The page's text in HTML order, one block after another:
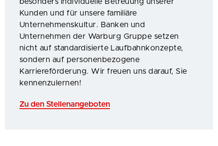
Kunden und für unsere familiäre
Unternehmenskultur. Banken und
Unternehmen der Warburg Gruppe setzen
nicht auf standardisierte Laufbahnkonzepte,
sondern auf personenbezogene
Karriereförderung. Wir freuen uns darauf, Sie
kennenzulernen!
Zu den Stellenangeboten